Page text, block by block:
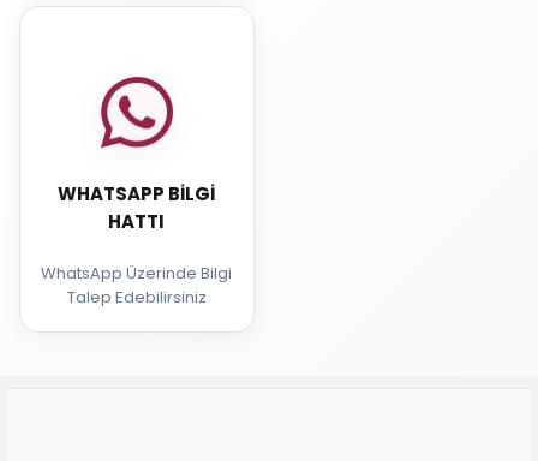
WHATSAPP BILGI
HATTI
WhatsApp Üzerinde Bilgi
Talep Edebilirsiniz